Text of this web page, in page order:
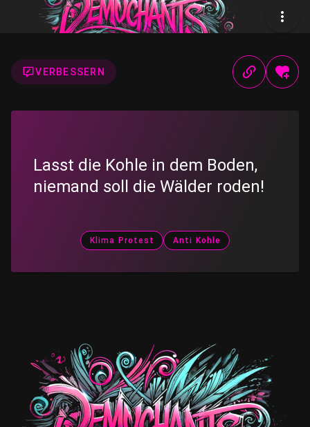
VERBESSERN
Lasst die Kohle in dem Boden,
niemand soll die Wälder roden!
Klima Protest Anti Kohle